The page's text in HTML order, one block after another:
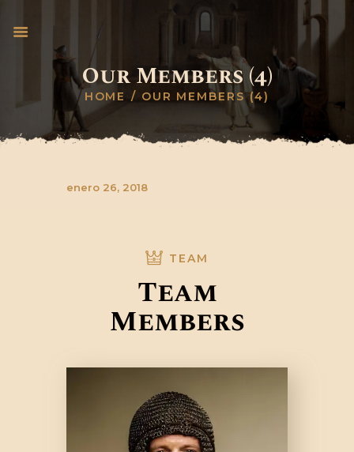
Our Members (4)
HOME OUR MEMBERS (4)
INICIO
PAPA LEÓN XIV
CABALIERI TEMPLARI
VATICAN
PROYECTOS
PREMIACIÓN
enero 26, 2018
TEAM
Team
Members